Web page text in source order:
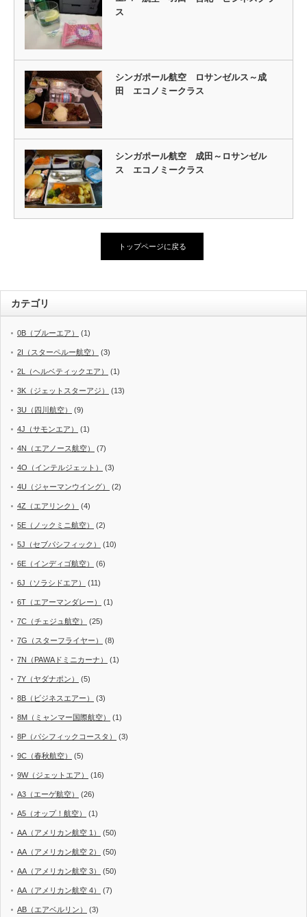
ス
シンガポール航空 ロサンゼルス～成
田 エコノミークラス
シンガポール航空 成田～ロサンゼル
ス エコノミークラス
トップページに戻る
カテゴリ
0B（ブルーエア） (1)
2I（スターペルー航空） (3)
2L（ヘルベティックエア） (1)
3K（ジェットスターアジ） (13)
3U（四川航空） (9)
4J（サモンエア） (1)
4N（エアノース航空） (7)
4O（インテルジェット） (3)
4U（ジャーマンウイング） (2)
4Z（エアリンク） (4)
5E（ノックミニ航空） (2)
5J（セブパシフィック） (10)
6E（インディゴ航空） (6)
6J（ソラシドエア） (11)
6T（エアーマンダレー） (1)
7C（チェジュ航空） (25)
7G（スターフライヤー） (8)
7N（PAWAドミニカーナ） (1)
7Y（ヤダナポン） (5)
8B（ビジネスエアー） (3)
8M（ミャンマー国際航空） (1)
8P（パシフィックコースタ） (3)
9C（春秋航空） (5)
9W（ジェットエア） (16)
A3（エーゲ航空） (26)
A5（オップ！航空） (1)
AA（アメリカン航空 1） (50)
AA（アメリカン航空 2） (50)
AA（アメリカン航空 3） (50)
AA（アメリカン航空 4） (7)
AB（エアベルリン） (3)